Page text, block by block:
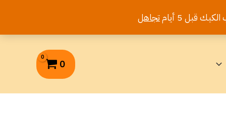
تجاهل
0